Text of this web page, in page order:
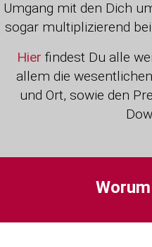
Umgang mit den Dich
sogar multiplizierend
Hier findest Du alle
allem die
und Ort, sowie den